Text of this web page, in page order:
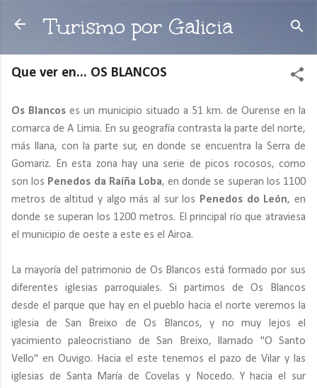
Ir al contenido principal
Turismo por Galicia
Que ver en... OS BLANCOS
Os Blancos es un municipio situado a 51 km. de Ourense en la
comarca de A Limia. En su geografía contrasta la parte del norte,
más llana, con la parte sur, en donde se encuentra la Serra de
Gomariz. En esta zona hay una serie de picos rocosos, como
son los Penedos da Raíña Loba, en donde se superan los 1100
metros de altitud y algo más al sur los
Penedos do León, en
donde se superan los 1200 metros. El principal río que atraviesa
el municipio de oeste a este es el Airoa.
La mayoría del patrimonio de Os Blancos está formado por sus
diferentes iglesias parroquiales. Si partimos de Os Blancos
desde el parque que hay en el pueblo hacia el norte veremos la
iglesia de San Breixo de Os Blancos, y no muy lejos el
yacimiento paleocristiano de San Breixo, llamado "O Santo
Vello" en Ouvigo. Hacia el este tenemos el pazo de Vilar y las
iglesias de Santa María de Covelas y Nocedo. Y hacia el sur